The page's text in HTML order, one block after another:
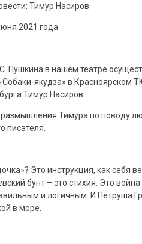
Тимур Насиров
2021 года
Пушкина в нашем театре
якудза» в Красноярском
Тимур Насиров.
размышления Тимура по поводу
писателя.
Это инструкция, как себя
бунт – это стихия. Это война
и логичным. И Петруша
в море.